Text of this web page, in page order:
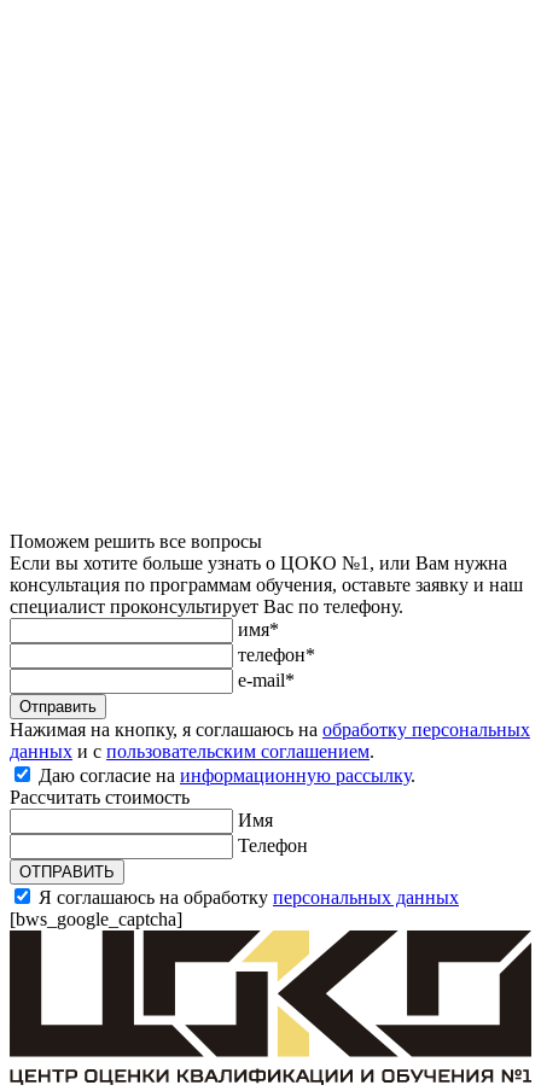
Поможем решить все вопросы
Если вы хотите больше узнать о ЦОКО №1, или Вам нужна
консультация по программам обучения, оставьте заявку и наш
специалист проконсультирует Вас по телефону.
имя*
телефон*
e-mail*
Отправить
Нажимая на кнопку, я соглашаюсь на обработку персональных
данных и с пользовательским соглашением.
Даю согласие на информационную рассылку.
Рассчитать стоимость
Имя
Телефон
ОТПРАВИТЬ
Я соглашаюсь на обработку персональных данных
[bws_google_captcha]